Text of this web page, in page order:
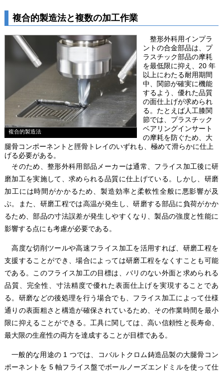
複合的製造法と複数の加工作業
複合的製造法
整形外科用インプラ
ントの合金部品は、プ
ラスチック部品の摩耗
を最低限に抑え、20 年
以上にわたる耐用期間
中、関節が確実に機能
するよう、優れた品質
の面仕上げが求められ
る。たとえば人工膝関
節では、プラスチック
ベアリングインサート
の摩耗を防ぐため、大
腿骨コンポーネントと脛骨トレイのいずれも、極めて滑らかに仕上
げる必要がある。
そのため、整形外科用部品メーカーは通常、フライス加工後に研
磨加工を実施して、求められる品質に仕上げている。しかし、研磨
加工には時間がかかるため、製造効率と柔軟性全般に悪影響が及
ぶ。また、研磨工程では高温が発生し、研磨する部品に負荷がかか
るため、部品の寸法誤差が発生しやすくなり、製品の強度と性能に
影響する点にも考慮が必要である。
高度な切削ツールや高速フライス加工を活用すれば、研磨工程を
支援することができ、場合によっては研磨工程をなくすことも可能
である。このフライス加工の目標は、バリのない外面と求められる
品質、完全性、寸法精度で優れた表面仕上げを実現することであ
る。研磨などの後処理を行う場合でも、フライス加工によって仕様
通りの表面粗さと構造が確保されているため、その作業時間を最小
限に抑えることができる。工具に関しては、高い信頼性と長寿命、
最大限の生産性の両方を達成することが目標である。
一般的な用途の 1 つでは、コバルトクロム鋳造品製の大腿骨コン
ポーネントを 5 軸フライス盤でボールノーズエンドミルを使って仕